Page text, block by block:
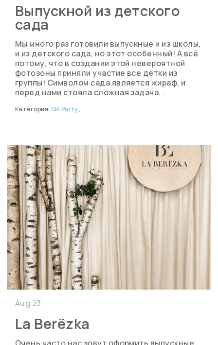
Выпускной из детского
сада
Мы много раз готовили выпускные и из школы,
и из детского сада, но этот особенный! А всё
потому, что в создании этой невероятной
фотозоны приняли участие все детки из
группы! Символом сада является жираф, и
перед нами стояла сложная задача...
Категория:SM Party,
La Berёzka
Aug 23